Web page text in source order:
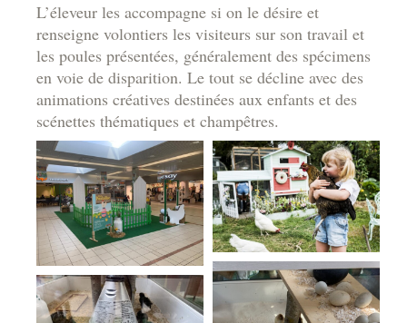
L’éleveur les accompagne si on le désire et
renseigne volontiers les visiteurs sur son travail et
les poules présentées, généralement des spécimens
en voie de disparition. Le tout se décline avec des
animations créatives destinées aux enfants et des
scénettes thématiques et champêtres.